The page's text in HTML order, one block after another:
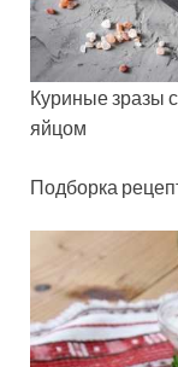
Куриные зразы
яйцом
Подборка